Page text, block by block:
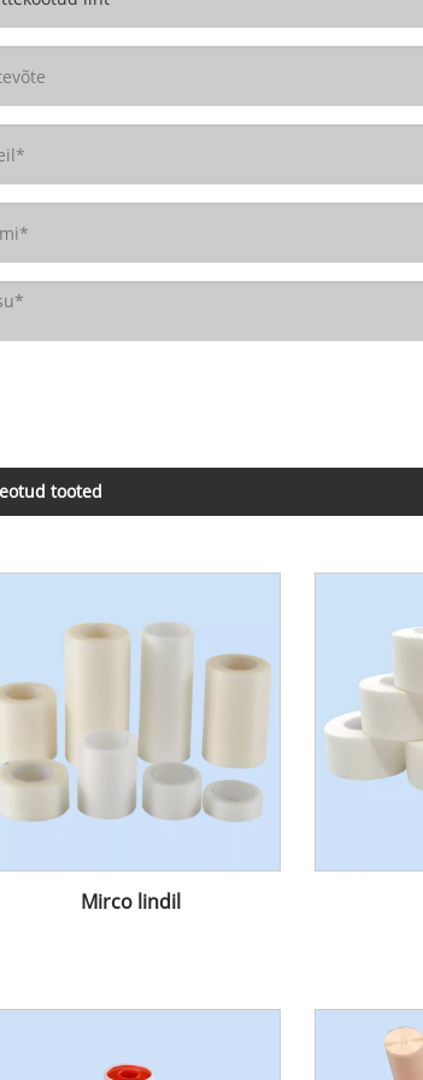
tooted
Mirco lindil